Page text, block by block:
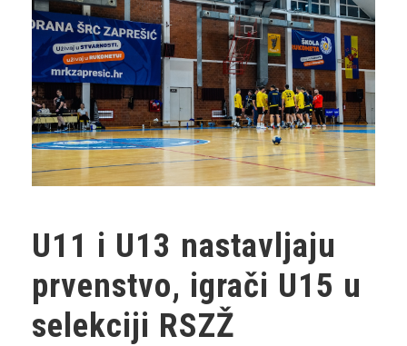
U11 i U13 nastavljaju
prvenstvo, igrači U15 u
selekciji RSZŽ